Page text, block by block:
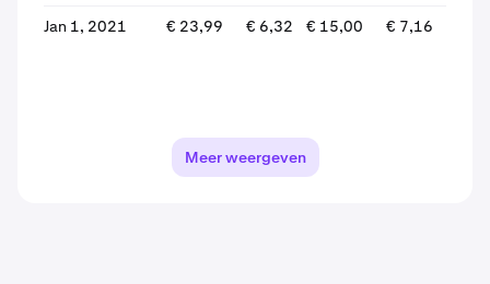
Jan 1, 2021 € 23,99 € 6,32 € 15,00 € 7,16
Meer weergeven